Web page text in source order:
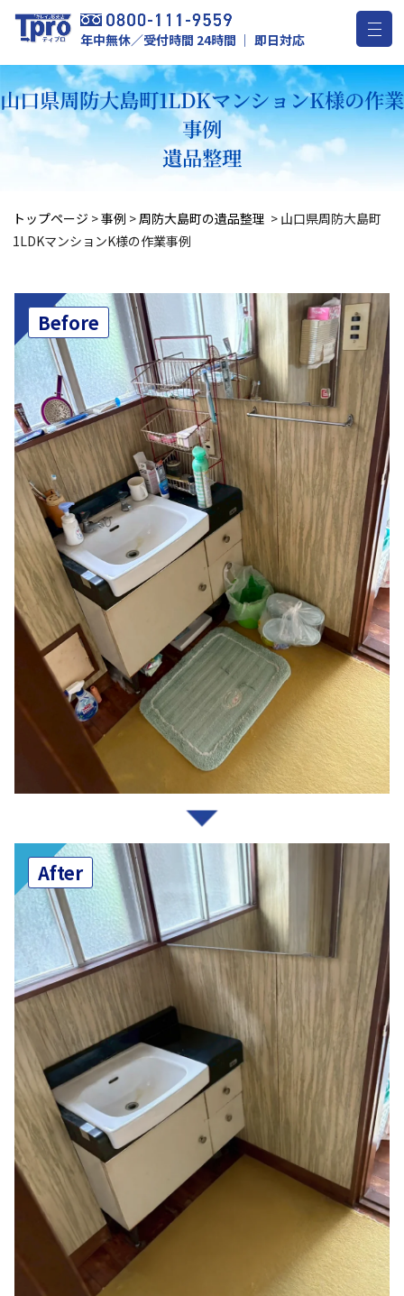
年中無休／受付時間 24時間 ｜ 即日対応
山口県周防大島町1LDKマンションK様の作業
事例
遺品整理
トップページ >事例 >周防大島町の遺品整理 > 山口県周防大島町
1LDKマンションK様の作業事例
Before
After